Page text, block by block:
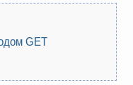
GET